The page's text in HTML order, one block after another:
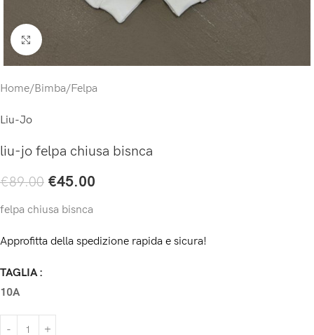
Click to enlarge
Home/Bimba/Felpa
Liu-Jo
liu-jo felpa chiusa bisnca
€89.00 €45.00
felpa chiusa bisnca
Approfitta della spedizione rapida e sicura!
TAGLIA
10A